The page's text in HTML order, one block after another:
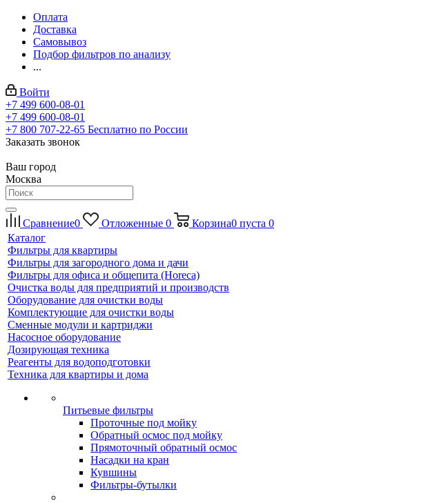
Оплата
Доставка
Самовывоз
Подбор фильтров по анализу
...
Войти
+7 499 600-08-01
+7 499 600-08-01
+7 800 707-22-65 Бесплатно по России
Заказать звонок
Ваш город
Москва
Сравнение0 Отложенные 0 Корзина0 пуста 0
Каталог
Фильтры для квартиры
Фильтры для загородного дома и дачи
Фильтры для офиса и общепита (Horeca)
Очистка воды для предприятий и производств
Оборудование для очистки воды
Комплектующие для очистки воды
Сменные модули и картриджи
Насосное оборудование
Дозирующая техника
Реагенты для водоподготовки
Техника для квартиры и дома
Питьевые фильтры
Проточные под мойку
Обратный осмос под мойку
Прямоточный обратный осмос
Насадки на кран
Кувшины
Фильтры-бутылки